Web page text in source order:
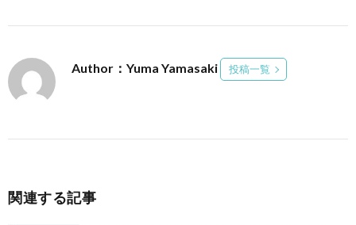
Author：Yuma Yamasaki 投稿一覧
関連する記事